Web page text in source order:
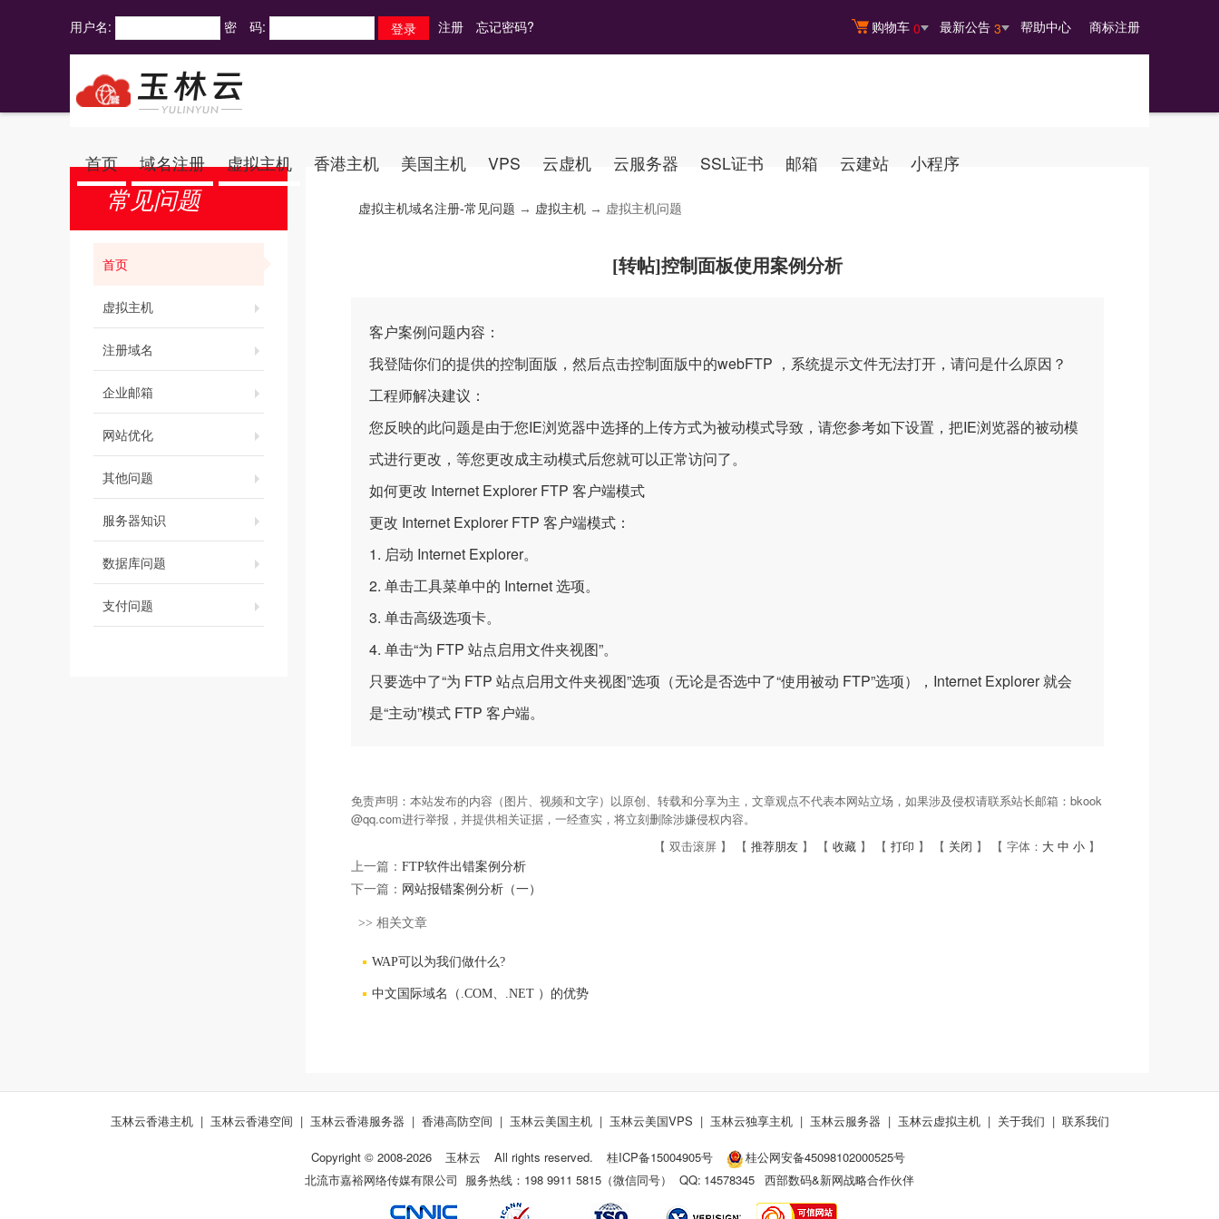
购物车 0 最新公告 3 帮助中心 商标注册
用户名: 密 码: 注册 忘记密码?
首页 域名注册 虚拟主机 香港主机 美国主机 VPS 云虚机 云服务器 SSL证书 邮箱 云建站 小程序
常见问题
首页
虚拟主机
注册域名
企业邮箱
网站优化
其他问题
服务器知识
数据库问题
支付问题
虚拟主机域名注册-常见问题 → 虚拟主机 → 虚拟主机问题
[转帖]控制面板使用案例分析
客户案例问题内容：
我登陆你们的提供的控制面版，然后点击控制面版中的webFTP ，系统提示文件无法打开，请问是什么原因？
工程师解决建议：
您反映的此问题是由于您IE浏览器中选择的上传方式为被动模式导致，请您参考如下设置，把IE浏览器的被动模
式进行更改，等您更改成主动模式后您就可以正常访问了。
如何更改 Internet Explorer FTP 客户端模式
更改 Internet Explorer FTP 客户端模式：
1. 启动 Internet Explorer。
2. 单击工具菜单中的 Internet 选项。
3. 单击高级选项卡。
4. 单击“为 FTP 站点启用文件夹视图”。
只要选中了“为 FTP 站点启用文件夹视图”选项（无论是否选中了“使用被动 FTP”选项），Internet Explorer 就会
是“主动”模式 FTP 客户端。
免责声明：本站发布的内容（图片、视频和文字）以原创、转载和分享为主，文章观点不代表本网站立场，如果涉及侵权请联系站长邮箱：bkook
@qq.com进行举报，并提供相关证据，一经查实，将立刻删除涉嫌侵权内容。
【 双击滚屏 】 【 推荐朋友 】 【 收藏 】 【 打印 】 【 关闭 】 【 字体： 大 中 小 】
上一篇： FTP软件出错案例分析
下一篇： 网站报错案例分析（一）
>> 相关文章
WAP可以为我们做什么?
中文国际域名（.COM、.NET ）的优势
玉林云香港主机 | 玉林云香港空间 | 玉林云香港服务器 | 香港高防空间 | 玉林云美国主机 | 玉林云美国VPS | 玉林云独享主机 | 玉林云服务器 | 玉林云虚拟主机 | 关于我们 | 联系我们
Copyright © 2008-2026 玉林云 All rights reserved. 桂ICP备15004905号
桂公网安备45098102000525号
北流市嘉裕网络传媒有限公司 服务热线：198 9911 5815（微信同号） QQ: 14578345 西部数码&新网战略合作伙伴